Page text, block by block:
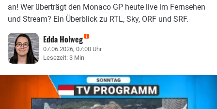
an! Wer überträgt den Monaco GP heute live im Fernsehen
und Stream? Ein Überblick zu RTL, Sky, ORF und SRF.
Edda Holweg
07.06.2026, 07:00 Uhr
Lesezeit: 3 Min